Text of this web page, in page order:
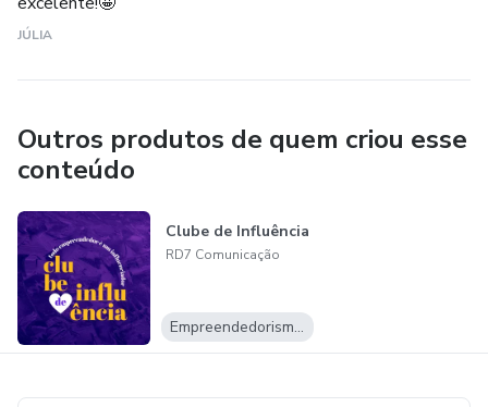
JÚLIA
Outros produtos de quem criou esse
conteúdo
Clube de Influência
RD7 Comunicação
Empreendedorismo Digital